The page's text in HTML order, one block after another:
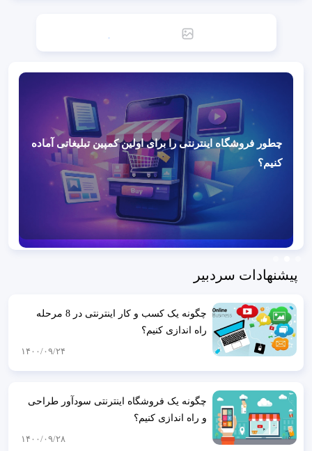
چطور فروشگاه اینترنتی را برای اولین کمپین تبلیغاتی آماده
کنیم؟
پیشنهادات سردبیر
چگونه یک کسب و کار اینترنتی در 8 مرحله
راه اندازی کنیم؟
۱۴۰۰/۰۹/۲۴
چگونه یک فروشگاه اینترنتی سودآور طراحی
و راه اندازی کنیم؟
۱۴۰۰/۰۹/۲۸